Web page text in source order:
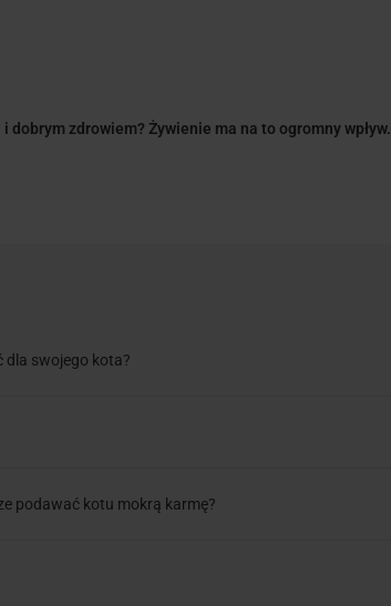
dobrym zdrowiem? Żywienie ma na to ogromny wpływ.
dla swojego kota?
podawać kotu mokrą karmę?